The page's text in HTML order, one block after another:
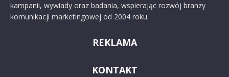
kampanii, wywiady oraz badania, wspierając rozwój branży
komunikacji marketingowej od 2004 roku.
REKLAMA
KONTAKT